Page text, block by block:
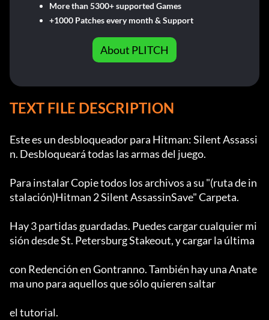
More than 5300+ supported Games
+1000 Patches every month & Support
About PLITCH
TEXT FILE DESCRIPTION
Este es un desbloqueador para Hitman: Silent Assassi
n. Desbloqueará todas las armas del juego.
Para instalar Copie todos los archivos a su "(ruta de in
stalación)Hitman 2 Silent AssassinSave" Carpeta.
Hay 3 partidas guardadas. Puedes cargar cualquier mi
sión desde St. Petersburg Stakeout, y cargar la última
con Redención en Gontranno. También hay una Anate
ma uno para aquellos que sólo quieren saltar
el tutorial.